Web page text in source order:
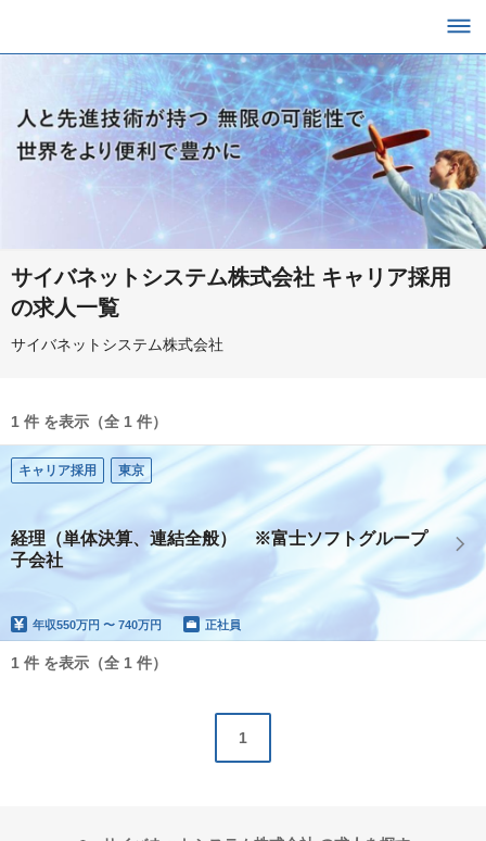
サイバネットシステム株式会社 キャリア採用
の求人一覧
サイバネットシステム株式会社
1 件 を表示（全 1 件）
キャリア採用 東京
経理（単体決算、連結全般） ※富士ソフトグループ
子会社
年収550万円 〜 740万円 正社員
1 件 を表示（全 1 件）
1